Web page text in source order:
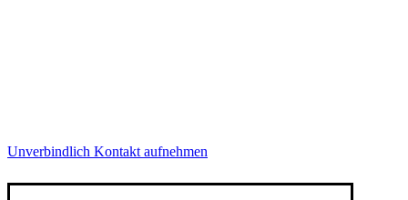
Unverbindlich Kontakt aufnehmen